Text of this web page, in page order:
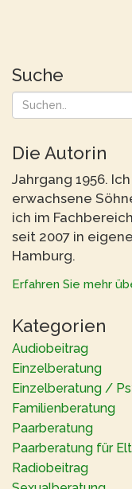
Suche
Die Autorin
Jahrgang 1956.
erwachsene
ich im
seit 2007 in
Hamburg.
Erfahren Sie mehr
Kategorien
Audiobeitrag
Einzelberatung
Einzelberatung /
Familienberatung
Paarberatung
Paarberatung für
Radiobeitrag